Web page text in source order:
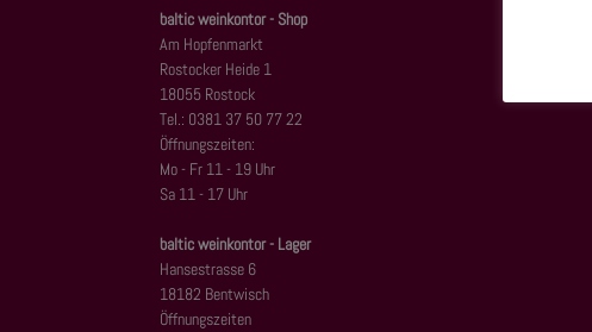
baltic weinkontor - Shop
Am Hopfenmarkt
Rostocker Heide 1
18055 Rostock
Tel.: 0381 37 50 77 22
Öffnungszeiten:
Mo - Fr 11 - 19 Uhr
Sa 11 - 17 Uhr
baltic weinkontor - Lager
Hansestrasse 6
18182 Bentwisch
Öffnungszeiten